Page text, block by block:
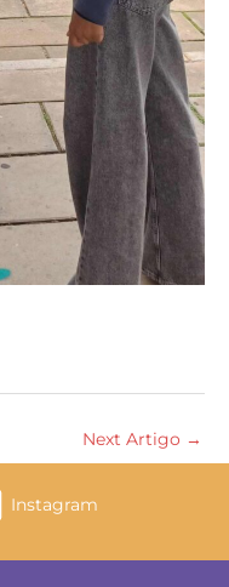
Next Artigo →
Instagram